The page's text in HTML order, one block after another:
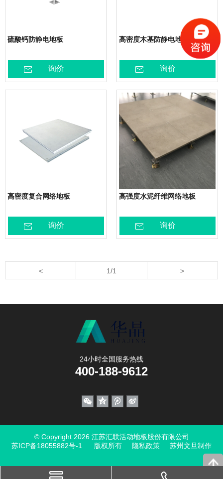
硫酸钙防静电地板
询价
高密度木基防静电地板
询价
高密度复合网络地板
询价
高强度水泥纤维网络地板
询价
< 1/1 >
24小时全国服务热线
400-188-9612
© Copyright 2026 江苏汇联活动地板股份有限公司
苏ICP备18055882号-1
版权所有 隐私政策 苏州文旦制作